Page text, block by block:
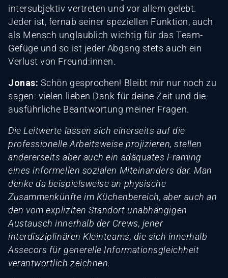
intersubjektiv vertreten und vor allem gelebt.
Jeder ist, fernab seiner speziellen Funktion, auch
als Mensch unglaublich wichtig für das Team-
Gefüge und so ist jeder Abgang stets auch ein
Verlust von Freund:innen.
Jonas: Schön gesprochen! Bleibt mir nur noch zu
sagen: vielen lieben Dank für deine Zeit und die
ausführliche Beantwortung meiner Fragen.
Die Leitwerte lassen sich einerseits auf die
professionelle Arbeitsweise projizieren, stellen
andererseits aber auch ein adäquates Framing
eines informellen sozialen Miteinanders dar. Man
denke da beispielsweise an physische
Zusammenkünfte im Küchenbereich, aber auch an
den vom expliziten Standort unabhängigen
Austausch innerhalb der Crews, jener
interdisziplinären Kleinteams, die sich innerhalb
Assecors für generelle Informationsgleichheit
verantwortlich zeichnen.